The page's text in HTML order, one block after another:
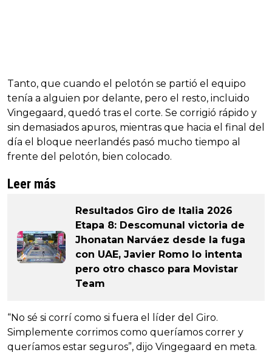
Tanto, que cuando el pelotón se partió el equipo
tenía a alguien por delante, pero el resto, incluido
Vingegaard, quedó tras el corte. Se corrigió rápido y
sin demasiados apuros, mientras que hacia el final del
día el bloque neerlandés pasó mucho tiempo al
frente del pelotón, bien colocado.
Leer más
Resultados Giro de Italia 2026
Etapa 8: Descomunal victoria de
Jhonatan Narváez desde la fuga
con UAE, Javier Romo lo intenta
pero otro chasco para Movistar
Team
“No sé si corrí como si fuera el líder del Giro.
Simplemente corrimos como queríamos correr y
queríamos estar seguros”, dijo Vingegaard en meta.